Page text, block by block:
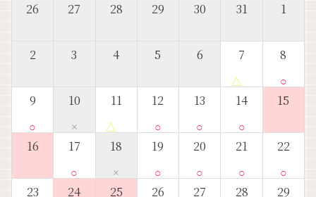
26
27 28 29 30 31 1
2 3 4 5 6 7
△
8
○
9
○
10
×
11
△
12
○
13
○
14
○
15
16 17
○
18
×
19
○
20
○
21
○
22
○
23 24 25 26 27 28 29